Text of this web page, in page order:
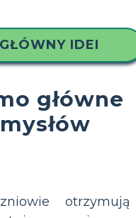
IDEI
główne
otrzymują